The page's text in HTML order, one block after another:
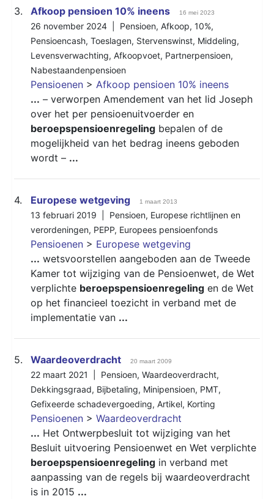
3. Afkoop pensioen 10% ineens 16 mei 2023
26 november 2024 | Pensioen, Afkoop, 10%,
Pensioencash, Toeslagen, Stervenswinst, Middeling,
Levensverwachting, Afkoopvoet, Partnerpensioen,
Nabestaandenpensioen
Pensioenen > Afkoop pensioen 10% ineens
... – verworpen Amendement van het lid Joseph
over het per pensioenuitvoerder en
beroepspensioenregeling bepalen of de
mogelijkheid van het bedrag ineens geboden
wordt – ...
4. Europese wetgeving 1 maart 2013
13 februari 2019 | Pensioen, Europese richtlijnen en
verordeningen, PEPP, Europees pensioenfonds
Pensioenen > Europese wetgeving
... wetsvoorstellen aangeboden aan de Tweede
Kamer tot wijziging van de Pensioenwet, de Wet
verplichte beroepspensioenregeling en de Wet
op het financieel toezicht in verband met de
implementatie van ...
5. Waardeoverdracht 20 maart 2009
22 maart 2021 | Pensioen, Waardeoverdracht,
Dekkingsgraad, Bijbetaling, Minipensioen, PMT,
Gefixeerde schadevergoeding, Artikel, Korting
Pensioenen > Waardeoverdracht
... Het Ontwerpbesluit tot wijziging van het
Besluit uitvoering Pensioenwet en Wet verplichte
beroepspensioenregeling in verband met
aanpassing van de regels bij waardeoverdracht
is in 2015 ...